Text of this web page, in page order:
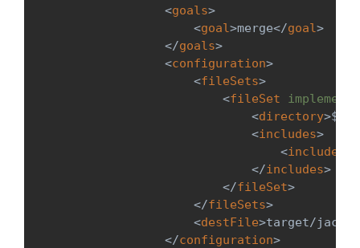
<goals>
<goal>merge</goal>
</goals>
<configuration>
<fileSets>
<fileSet
<directory>
<includes>
<include
</includes>
</fileSet>
</fileSets>
<destFile>target/
</configuration>